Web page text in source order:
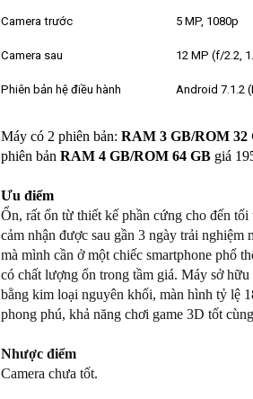
Camera trước 5 MP, 1080p
Camera sau 12 MP (f/2.2,
Phiên bản hệ điều hành Android 7.1.2
Máy có 2 phiên bản: RAM 3 GB/ROM 32
phiên bản RAM 4 GB/ROM 64 GB giá
Ưu điểm
Ổn, rất ổn từ thiết kế phần cứng cho đến
cảm nhận được sau gần 3 ngày trải
mà mình cần ở một chiếc smartphone phổ
có chất lượng ổn trong tầm giá. Máy sở
bằng kim loại nguyên khối, màn hình tỷ lệ
phong phú, khả năng chơi game 3D tốt
Nhược điểm
Camera chưa tốt.